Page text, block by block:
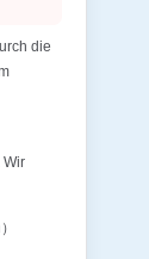
die
Wir